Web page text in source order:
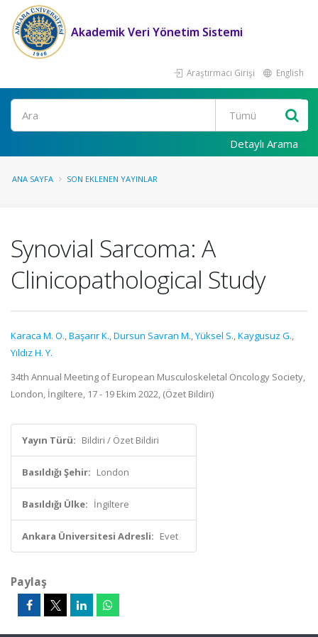
Akademik Veri Yönetim Sistemi
Araştırmacı Girişi English
Ara
Detaylı Arama
ANA SAYFA SON EKLENEN YAYINLAR
Synovial Sarcoma: A
Clinicopathological Study
Karaca M. O.,Başarır K.,Dursun Savran M.,Yüksel S.,Kaygusuz G.,
Yıldız H. Y.
34th Annual Meeting of European Musculoskeletal Oncology Society,
London, İngiltere, 17 - 19 Ekim 2022, (Özet Bildiri)
Yayın Türü: Bildiri / Özet Bildiri
Basıldığı Şehir: London
Basıldığı Ülke: İngiltere
Ankara Üniversitesi Adresli: Evet
Paylaş